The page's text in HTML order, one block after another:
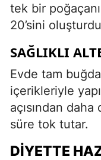
tek bir
20’sini
SAĞLIKLI
Evde tam
içerikleriyle
açısından
süre tok tutar.
DIYETTE